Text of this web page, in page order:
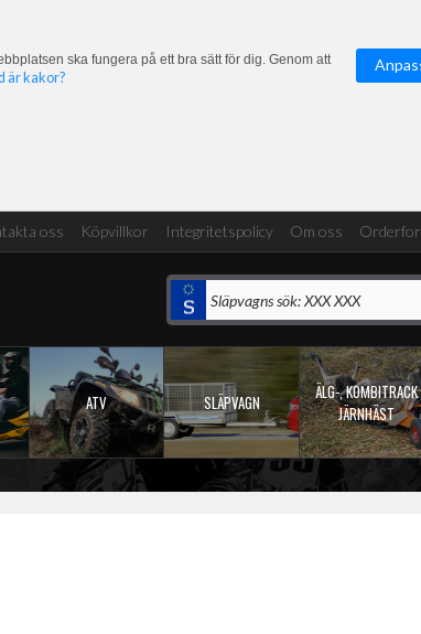
ska fungera på ett bra sätt för dig. Genom att
är kakor?
oss Köpvillkor Integritetspolicy Om oss
ATV SLÄPVAGN
ÄLG-, KOMBITRACK
JÄRNHÄST